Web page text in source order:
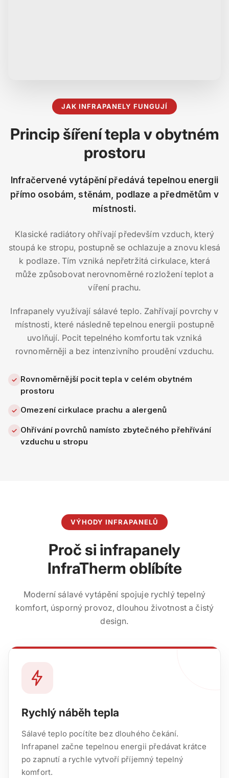
JAK INFRAPANELY FUNGUJÍ
Princip šíření tepla v obytném
prostoru
Infračervené vytápění předává tepelnou energii
přímo osobám, stěnám, podlaze a předmětům v
místnosti.
Klasické radiátory ohřívají především vzduch, který
stoupá ke stropu, postupně se ochlazuje a znovu klesá
k podlaze. Tím vzniká nepřetržitá cirkulace, která
může způsobovat nerovnoměrné rozložení teplot a
víření prachu.
Infrapanely využívají sálavé teplo. Zahřívají povrchy v
místnosti, které následně tepelnou energii postupně
uvolňují. Pocit tepelného komfortu tak vzniká
rovnoměrněji a bez intenzivního proudění vzduchu.
✓ Rovnoměrnější pocit tepla v celém obytném
prostoru
✓ Omezení cirkulace prachu a alergenů
✓ Ohřívání povrchů namísto zbytečného přehřívání
vzduchu u stropu
VÝHODY INFRAPANELŮ
Proč si infrapanely
InfraTherm oblíbíte
Moderní sálavé vytápění spojuje rychlý tepelný
komfort, úsporný provoz, dlouhou životnost a čistý
design.
Rychlý náběh tepla
Sálavé teplo pocítíte bez dlouhého čekání.
Infrapanel začne tepelnou energii předávat krátce
po zapnutí a rychle vytvoří příjemný tepelný
komfort.